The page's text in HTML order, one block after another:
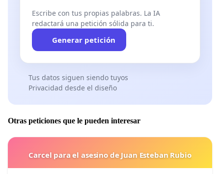
Escribe con tus propias palabras. La IA
redactará una petición sólida para ti.
Generar petición
Tus datos siguen siendo tuyos
Privacidad desde el diseño
Otras peticiones que le pueden interesar
Carcel para el asesino de Juan Esteban Rubio